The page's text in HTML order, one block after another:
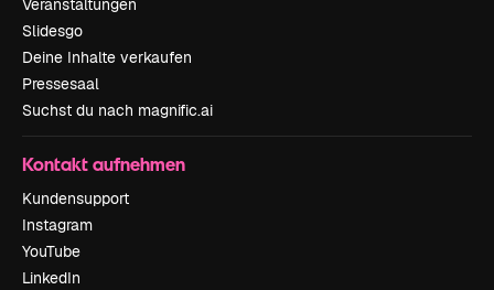
Veranstaltungen
Slidesgo
Deine Inhalte verkaufen
Pressesaal
Suchst du nach magnific.ai
Kontakt aufnehmen
Kundensupport
Instagram
YouTube
LinkedIn